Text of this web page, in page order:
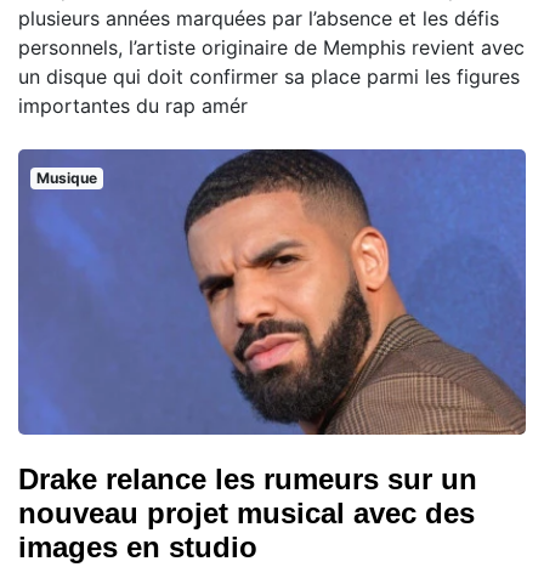
plusieurs années marquées par l’absence et les défis
personnels, l’artiste originaire de Memphis revient avec
un disque qui doit confirmer sa place parmi les figures
importantes du rap amér
Musique
Drake relance les rumeurs sur un
nouveau projet musical avec des
images en studio